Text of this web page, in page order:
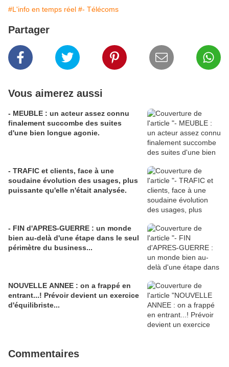
#L'info en temps réel #- Télécoms
Partager
Vous aimerez aussi
- MEUBLE : un acteur assez connu
finalement succombe des suites
d'une bien longue agonie.
- TRAFIC et clients, face à une
soudaine évolution des usages, plus
puissante qu'elle n'était analysée.
- FIN d'APRES-GUERRE : un monde
bien au-delà d'une étape dans le seul
périmètre du business...
NOUVELLE ANNEE : on a frappé en
entrant...! Prévoir devient un exercice
d'équilibriste...
Commentaires